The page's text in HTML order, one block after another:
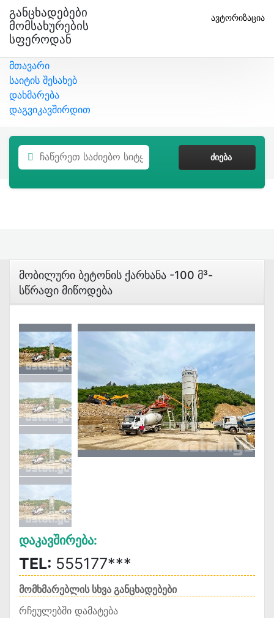
Განცხადებები
Მომსახურების
Სფეროდან
ავტორიზაცია
მთავარი
საიტის შესახებ
დახმარება
დაგვიკავშირდით
ᲫᲘᲔᲑᲐ
Მობილური Ბეტონის Ქარხანა -100 Მ³-
Სწრაფი Მიწოდება
Დაკავშირება:
TEL: 555177***
მომხმარებლის სხვა განცხადებები
რჩეულებში დამატება